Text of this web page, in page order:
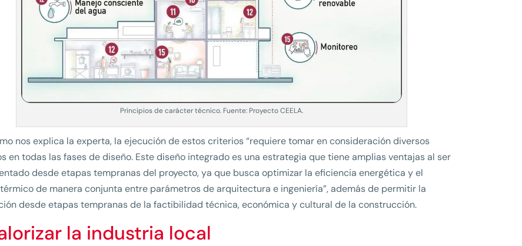
Principios de carácter técnico. Fuente: Proyecto CEELA.
nos explica la experta, la ejecución de estos criterios “requiere tomar en consideración diversos
en todas las fases de diseño. Este diseño integrado es una estrategia que tiene amplias ventajas al ser
desde etapas tempranas del proyecto, ya que busca optimizar la eficiencia energética y el
de manera conjunta entre parámetros de arquitectura e ingeniería”, además de permitir la
desde etapas tempranas de la factibilidad técnica, económica y cultural de la construcción.
la industria local